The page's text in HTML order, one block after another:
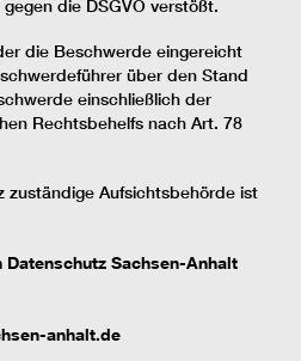
die DSGVO verstößt.
die Beschwerde eingereicht
über den Stand
einschließlich der
Rechtsbehelfs nach Art. 78
zuständige Aufsichtsbehörde ist
Sachsen-Anhalt
anhalt.de